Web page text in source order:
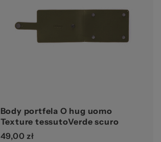
Body portfela O hug uomo
Texture tessutoVerde scuro
49,00 zł